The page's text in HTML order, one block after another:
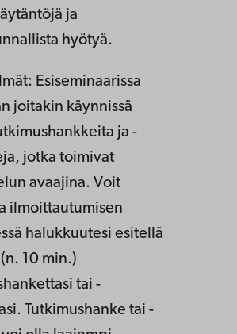
ja
hyötyä.
Esiseminaarissa
joitakin käynnissä
ja -
jotka toimivat
avaajina. Voit
ilmoittautumisen
halukkuutesi esitellä
10 min.)
tai -
Tutkimushanke tai -